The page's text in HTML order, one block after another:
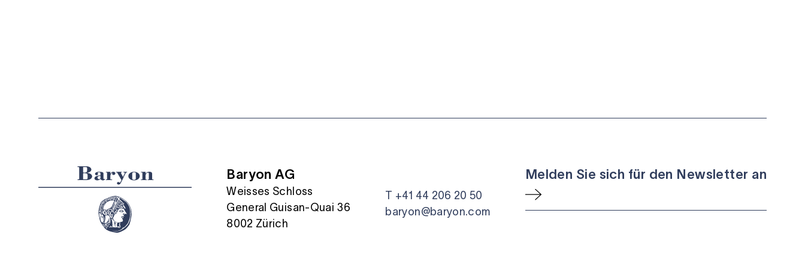
Baryon AG
Weisses Schloss
General Guisan-Quai 36
8002 Zürich
T +41 44 206 20 50
baryon@baryon.com
Melden Sie sich für den Newsletter an